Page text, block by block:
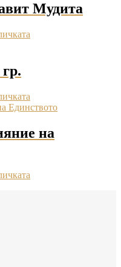
Мудита
на